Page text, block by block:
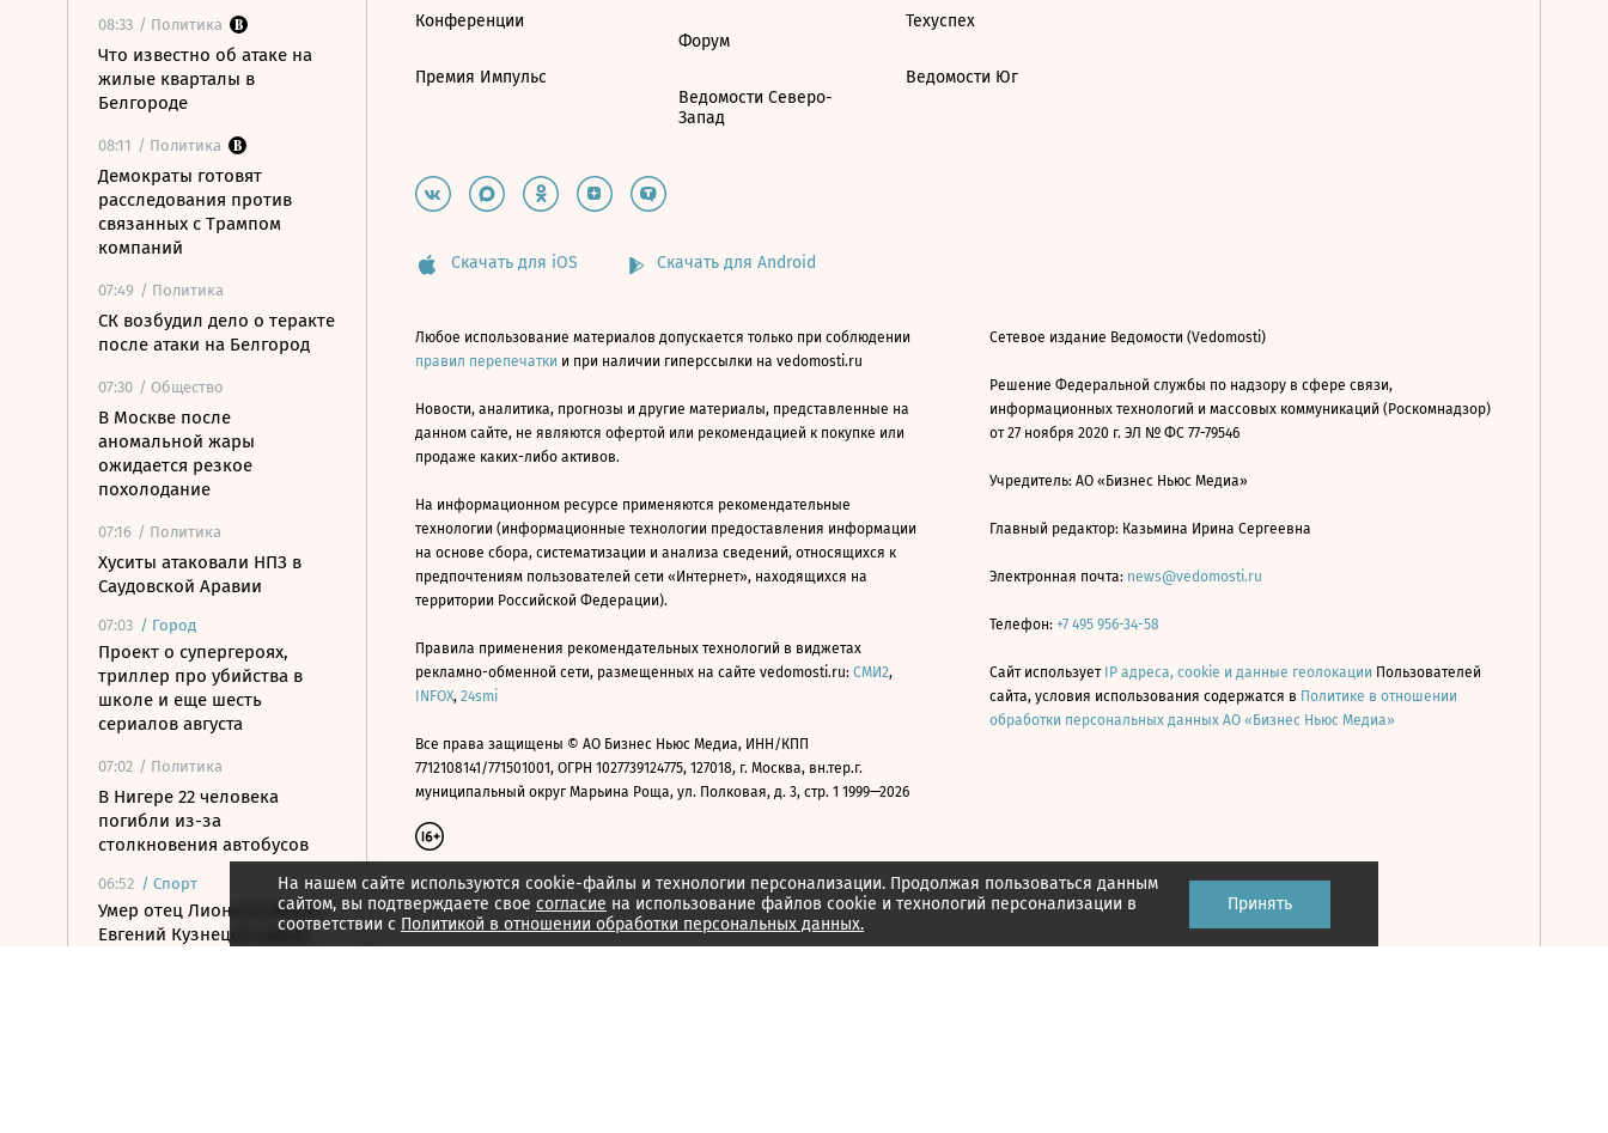
08:33 / Политика
Что известно об атаке на
жилые кварталы в
Белгороде
08:11 / Политика
Демократы готовят
расследования против
связанных с Трампом
компаний
07:49 / Политика
СК возбудил дело о теракте
после атаки на Белгород
07:30 / Общество
В Москве после
аномальной жары
ожидается резкое
похолодание
07:16 / Политика
Хуситы атаковали НПЗ в
Саудовской Аравии
07:03 / Город
Проект о супергероях,
триллер про убийства в
школе и еще шесть
сериалов августа
07:02 / Политика
В Нигере 22 человека
погибли из-за
столкновения автобусов
06:52 / Спорт
Умер отец Лионеля Месси,
Евгений Кузнецов нашел
На нашем сайте используются cookie-файлы и технологии персонализации. Продолжая пользоваться данным
сайтом, вы подтверждаете свое согласие на использование файлов cookie и технологий персонализации в
соответствии с Политикой в отношении обработки персональных данных.
Принять
Конференции
Премия Импульс
Форум
Ведомости Северо-
Запад
Техуспех
Ведомости Юг
Скачать для iOS Скачать для Android
Любое использование материалов допускается только при соблюдении
правил перепечатки и при наличии гиперссылки на vedomosti.ru
Новости, аналитика, прогнозы и другие материалы, представленные на
данном сайте, не являются офертой или рекомендацией к покупке или
продаже каких-либо активов.
На информационном ресурсе применяются рекомендательные
технологии (информационные технологии предоставления информации
на основе сбора, систематизации и анализа сведений, относящихся к
предпочтениям пользователей сети «Интернет», находящихся на
территории Российской Федерации).
Правила применения рекомендательных технологий в виджетах
рекламно-обменной сети, размещенных на сайте vedomosti.ru: СМИ2,
INFOX, 24smi
Все права защищены © АО Бизнес Ньюс Медиа, ИНН/КПП
7712108141/771501001, ОГРН 1027739124775, 127018, г. Москва, вн.тер.г.
муниципальный округ Марьина Роща, ул. Полковая, д. 3, стр. 1 1999—2026
Сетевое издание Ведомости (Vedomosti)
Решение Федеральной службы по надзору в сфере связи,
информационных технологий и массовых коммуникаций (Роскомнадзор)
от 27 ноября 2020 г. ЭЛ № ФС 77-79546
Учредитель: АО «Бизнес Ньюс Медиа»
Главный редактор: Казьмина Ирина Сергеевна
Электронная почта: news@vedomosti.ru
Телефон: +7 495 956-34-58
Сайт использует IP адреса, cookie и данные геолокации Пользователей
сайта, условия использования содержатся в Политике в отношении
обработки персональных данных АО «Бизнес Ньюс Медиа»